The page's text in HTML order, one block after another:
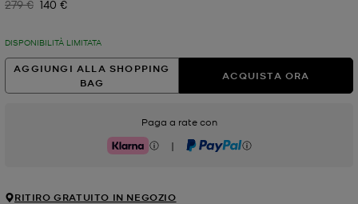
Prezzo iniziale
279 € Prezzo attuale
140 €
DISPONIBILITÀ LIMITATA
AGGIUNGI ALLA SHOPPING
BAG
ACQUISTA ORA
Paga a rate con
Klarna | PayPal
RITIRO GRATUITO IN NEGOZIO